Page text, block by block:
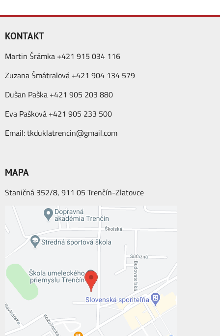
KONTAKT
Martin Šrámka +421 915 034 116
Zuzana Šmátralová +421 904 134 579
Dušan Paška +421 905 203 880
Eva Pašková +421 905 233 500
Email:tkduklatrencin@gmail.com
MAPA
Staničná 352/8, 911 05 Trenčín-Zlatovce
Externý obsah je blokovaný Voľbami
Prajete si načítať externý obsah?
Povoliť tentokrát
Povoliť a zapamätať - súhlas s druhom